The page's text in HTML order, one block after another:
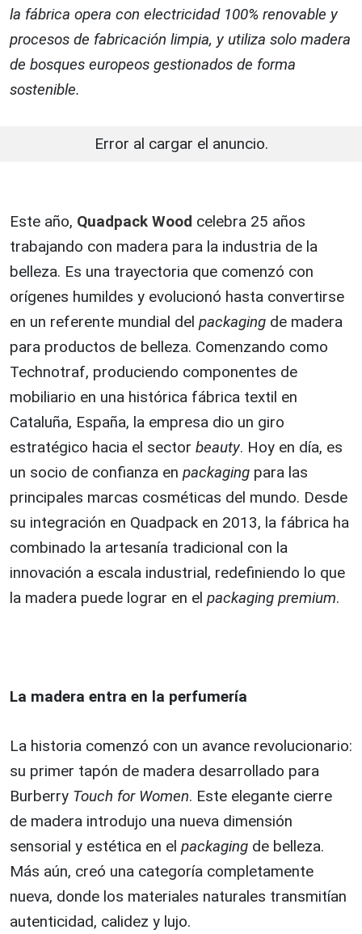
la fábrica opera con electricidad 100% renovable y
procesos de fabricación limpia, y utiliza solo madera
de bosques europeos gestionados de forma
sostenible.
Error al cargar el anuncio.
Este año, Quadpack Wood celebra 25 años
trabajando con madera para la industria de la
belleza. Es una trayectoria que comenzó con
orígenes humildes y evolucionó hasta convertirse
en un referente mundial del packaging de madera
para productos de belleza. Comenzando como
Technotraf, produciendo componentes de
mobiliario en una histórica fábrica textil en
Cataluña, España, la empresa dio un giro
estratégico hacia el sector beauty. Hoy en día, es
un socio de confianza en packaging para las
principales marcas cosméticas del mundo. Desde
su integración en Quadpack en 2013, la fábrica ha
combinado la artesanía tradicional con la
innovación a escala industrial, redefiniendo lo que
la madera puede lograr en el packaging premium.
La madera entra en la perfumería
La historia comenzó con un avance revolucionario:
su primer tapón de madera desarrollado para
Burberry Touch for Women. Este elegante cierre
de madera introdujo una nueva dimensión
sensorial y estética en el packaging de belleza.
Más aún, creó una categoría completamente
nueva, donde los materiales naturales transmitían
autenticidad, calidez y lujo.